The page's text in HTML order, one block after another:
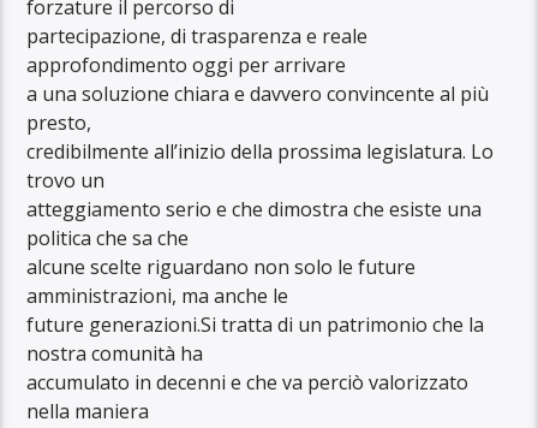
forzature il percorso di
partecipazione, di trasparenza e reale
approfondimento oggi per arrivare
a una soluzione chiara e davvero convincente al più
presto,
credibilmente all’inizio della prossima legislatura. Lo
trovo un
atteggiamento serio e che dimostra che esiste una
politica che sa che
alcune scelte riguardano non solo le future
amministrazioni, ma anche le
future generazioni.Si tratta di un patrimonio che la
nostra comunità ha
accumulato in decenni e che va perciò valorizzato
nella maniera